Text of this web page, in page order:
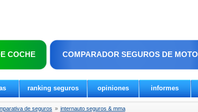
COCHE COMPARADOR SEGUROS DE MOTO
ranking seguros opiniones informes
de seguros » internauto seguros & mma